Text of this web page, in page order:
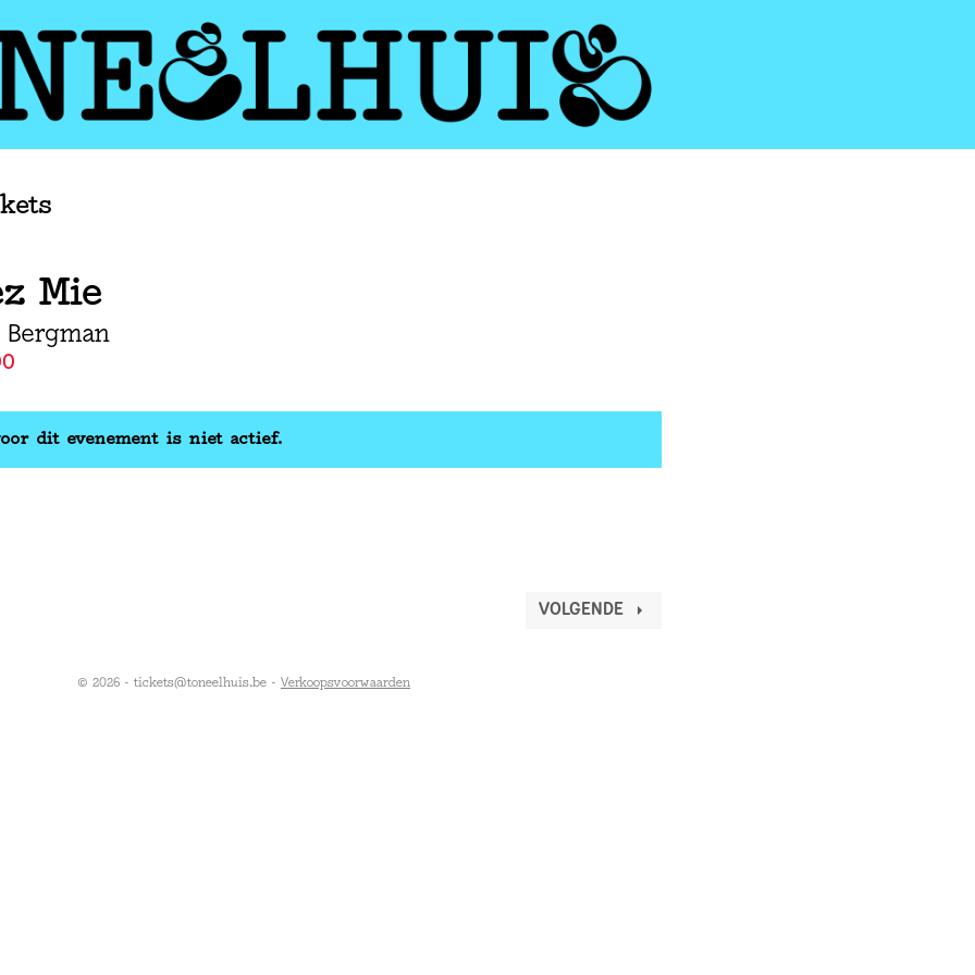
Mie
Bergman
dit evenement is niet actief.
VOLGENDE
© 2026 - tickets@toneelhuis.be - Verkoopsvoorwaarden